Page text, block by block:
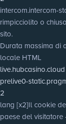
intercom.intercom-
rimpicciolito o
sito.
Durata massima di
locale HTML
live.hubcasino.cloud
prelive0-
2
lang [x2]Il cookie
paese del visitatore